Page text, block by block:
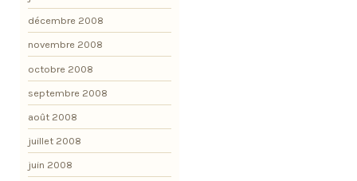
décembre 2008
novembre 2008
octobre 2008
septembre 2008
août 2008
juillet 2008
juin 2008